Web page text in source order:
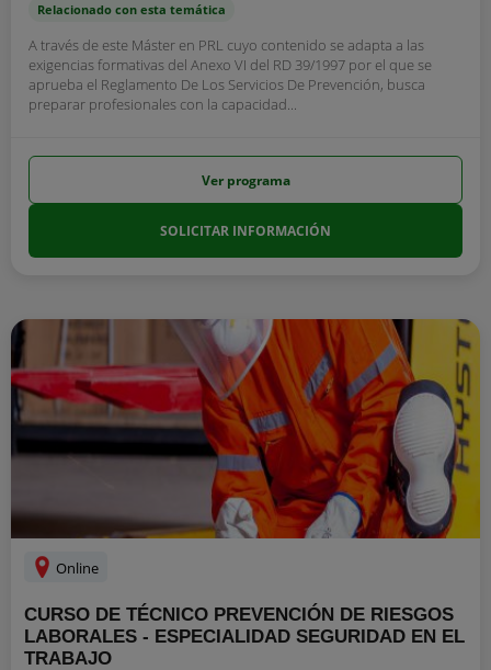
Relacionado con esta temática
A través de este Máster en PRL cuyo contenido se adapta a las
exigencias formativas del Anexo VI del RD 39/1997 por el que se
aprueba el Reglamento De Los Servicios De Prevención, busca
preparar profesionales con la capacidad...
Ver programa
SOLICITAR INFORMACIÓN
Online
CURSO DE TÉCNICO PREVENCIÓN DE RIESGOS
LABORALES - ESPECIALIDAD SEGURIDAD EN EL
TRABAJO